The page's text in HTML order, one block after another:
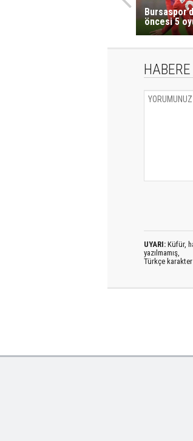
öncesi 5
HABERE
UYARI: Küfür,
yazılmamış,
Türkçe karakter